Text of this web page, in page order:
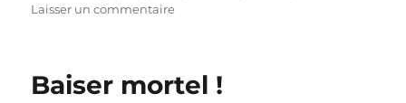
Laisser un commentairesur
l’année
Baiser mortel !